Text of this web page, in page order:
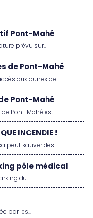
Pont-Mahé
prévu sur...
de Pont-Mahé
aux dunes de...
Pont-Mahé
Pont-Mahé est...
INCENDIE !
peut sauver des...
pôle médical
du...
par les...